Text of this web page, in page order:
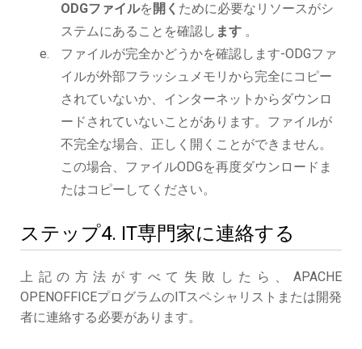
ODGファイルを 開く ために必要なリソースがシ
ステムにあることを確認し ます 。
ファイルが完全かどうかを確認します-ODGファ
イルが外部フラッシュメモリから完全にコピー
されていないか、インターネットからダウンロ
ードされていないことがあります。ファイルが
不完全な場合、正しく開くことができません。
この場合、ファイルODGを再度ダウンロードま
たはコピーしてください。
ステップ4. IT専門家に連絡する
上記の方法がすべて失敗したら、APACHE
OPENOFFICEプログラムのITスペシャリストまたは開発
者に連絡する必要があります。